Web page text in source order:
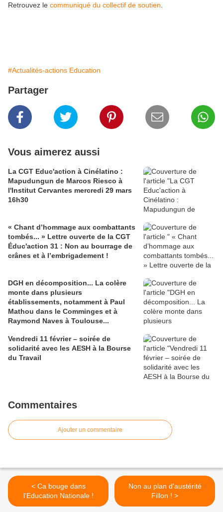
Retrouvez le communiqué du collectif de soutien
#Actualités-actions Education
Partager
Vous aimerez aussi
La CGT Educ'action à Cinélatino :
Mapudungun de Marcos Riesco à
l'Institut Cervantes mercredi 29 mars
16h30
« Chant d’hommage aux combattants
tombés... » Lettre ouverte de la CGT
Éduc'action 31 : Non au bourrage de
crânes et à l’embrigadement !
DGH en décomposition... La colère
monte dans plusieurs
établissements, notamment à Paul
Mathou dans le Comminges et à
Raymond Naves à Toulouse...
Vendredi 11 février – soirée de
solidarité avec les AESH à la Bourse
du Travail
Commentaires
Ajouter un commentaire
< Ca bouge dans
l'Education Nationale !
Non au plan d'austérité
Fillon ! >